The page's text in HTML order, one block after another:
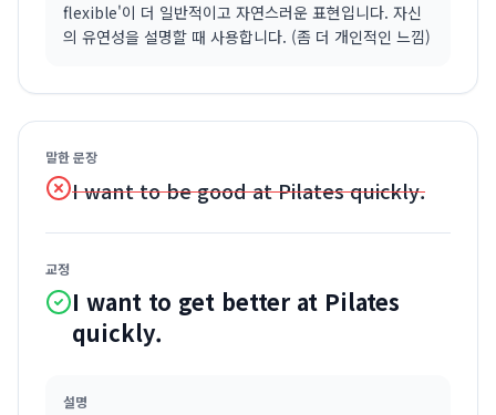
flexible'이 더 일반적이고 자연스러운 표현입니다. 자신
의 유연성을 설명할 때 사용합니다. (좀 더 개인적인 느낌)
말한 문장
I want to be good at Pilates quickly.
교정
I want to get better at Pilates
quickly.
설명